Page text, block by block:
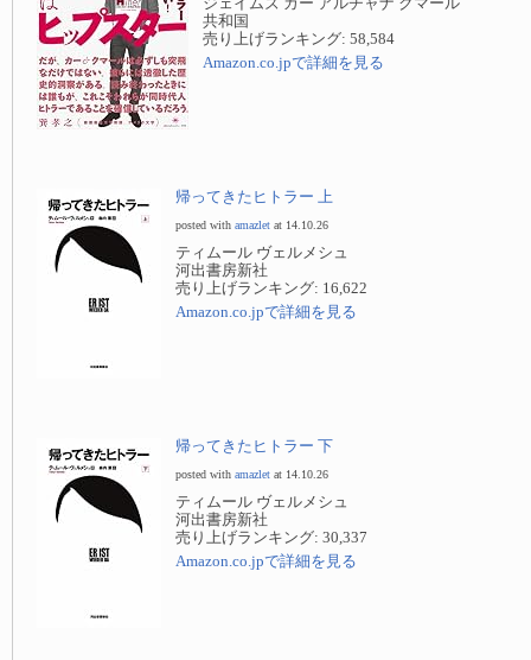
ジェイムズ カー アルチャナ クマール
共和国
売り上げランキング: 58,584
Amazon.co.jpで詳細を見る
帰ってきたヒトラー 上
posted with amazlet at 14.10.26
ティムール ヴェルメシュ
河出書房新社
売り上げランキング: 16,622
Amazon.co.jpで詳細を見る
帰ってきたヒトラー 下
posted with amazlet at 14.10.26
ティムール ヴェルメシュ
河出書房新社
売り上げランキング: 30,337
Amazon.co.jpで詳細を見る